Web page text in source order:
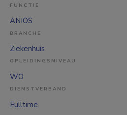
FUNCTIE
ANIOS
BRANCHE
Ziekenhuis
OPLEIDINGSNIVEAU
WO
DIENSTVERBAND
Fulltime